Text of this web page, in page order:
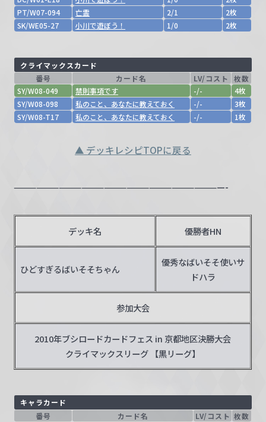
PT/W07-094
亡霊 2/1
2枚
SK/WE05-27
小川で遊ぼう！ 1/0 2枚
クライマックスカード
番号
カード名 LV/コスト
枚数
SY/W08-049
禁則事項です -/-
4枚
SY/W08-098
私のこと、あなたに教えておく -/-
3枚
SY/W08-T17
私のこと、あなたに教えておく -/- 1枚
▲ デッキレシピTOPに戻る
————————————————————————————-
デッキ名 優勝者HN
ひどすぎるばいそそちゃん
優秀なばいそそ使いサ
ドハラ
参加大会
2010年ブシロードカードフェス in 京都地区決勝大会
クライマックスリーグ 【黒リーグ】
キャラカード
番号
カード名 LV/コスト 枚数